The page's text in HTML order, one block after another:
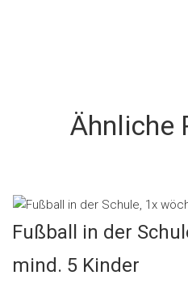
Ähnliche
Fußball in der
mind. 5 Kinder